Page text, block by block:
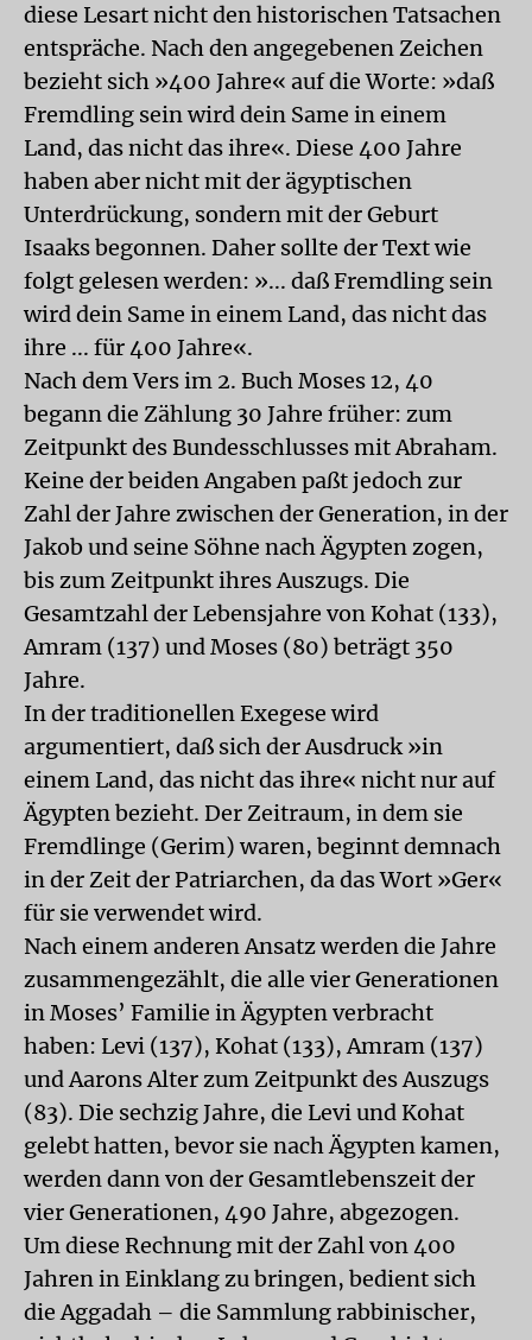
diese Lesart nicht den historischen Tatsachen
entspräche. Nach den angegebenen Zeichen
bezieht sich »400 Jahre« auf die Worte: »daß
Fremdling sein wird dein Same in einem
Land, das nicht das ihre«. Diese 400 Jahre
haben aber nicht mit der ägyptischen
Unterdrückung, sondern mit der Geburt
Isaaks begonnen. Daher sollte der Text wie
folgt gelesen werden: »... daß Fremdling sein
wird dein Same in einem Land, das nicht das
ihre ... für 400 Jahre«.
Nach dem Vers im 2. Buch Moses 12, 40
begann die Zählung 30 Jahre früher: zum
Zeitpunkt des Bundesschlusses mit Abraham.
Keine der beiden Angaben paßt jedoch zur
Zahl der Jahre zwischen der Generation, in der
Jakob und seine Söhne nach Ägypten zogen,
bis zum Zeitpunkt ihres Auszugs. Die
Gesamtzahl der Lebensjahre von Kohat (133),
Amram (137) und Moses (80) beträgt 350
Jahre.
In der traditionellen Exegese wird
argumentiert, daß sich der Ausdruck »in
einem Land, das nicht das ihre« nicht nur auf
Ägypten bezieht. Der Zeitraum, in dem sie
Fremdlinge (Gerim) waren, beginnt demnach
in der Zeit der Patriarchen, da das Wort »Ger«
für sie verwendet wird.
Nach einem anderen Ansatz werden die Jahre
zusammengezählt, die alle vier Generationen
in Moses’ Familie in Ägypten verbracht
haben: Levi (137), Kohat (133), Amram (137)
und Aarons Alter zum Zeitpunkt des Auszugs
(83). Die sechzig Jahre, die Levi und Kohat
gelebt hatten, bevor sie nach Ägypten kamen,
werden dann von der Gesamtlebenszeit der
vier Generationen, 490 Jahre, abgezogen.
Um diese Rechnung mit der Zahl von 400
Jahren in Einklang zu bringen, bedient sich
die Aggadah – die Sammlung rabbinischer,